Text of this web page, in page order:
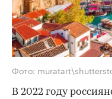
Фото:
В 2022 году